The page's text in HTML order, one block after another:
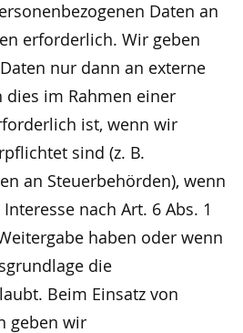
Daten an
erforderlich. Wir geben
nur dann an externe
dies im Rahmen einer
ist, wenn wir
sind (z. B.
an Steuerbehörden), wenn
nach Art. 6 Abs. 1
haben oder wenn
die
Beim Einsatz von
geben wir